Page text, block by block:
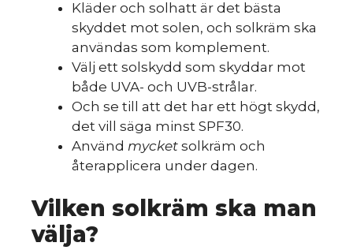
Kläder och solhatt är det bästa
skyddet mot solen, och solkräm ska
användas som komplement.
Välj ett solskydd som skyddar mot
både UVA- och UVB-strålar.
Och se till att det har ett högt skydd,
det vill säga minst SPF30.
Använd mycket solkräm och
återapplicera under dagen.
Vilken solkräm ska man
välja?